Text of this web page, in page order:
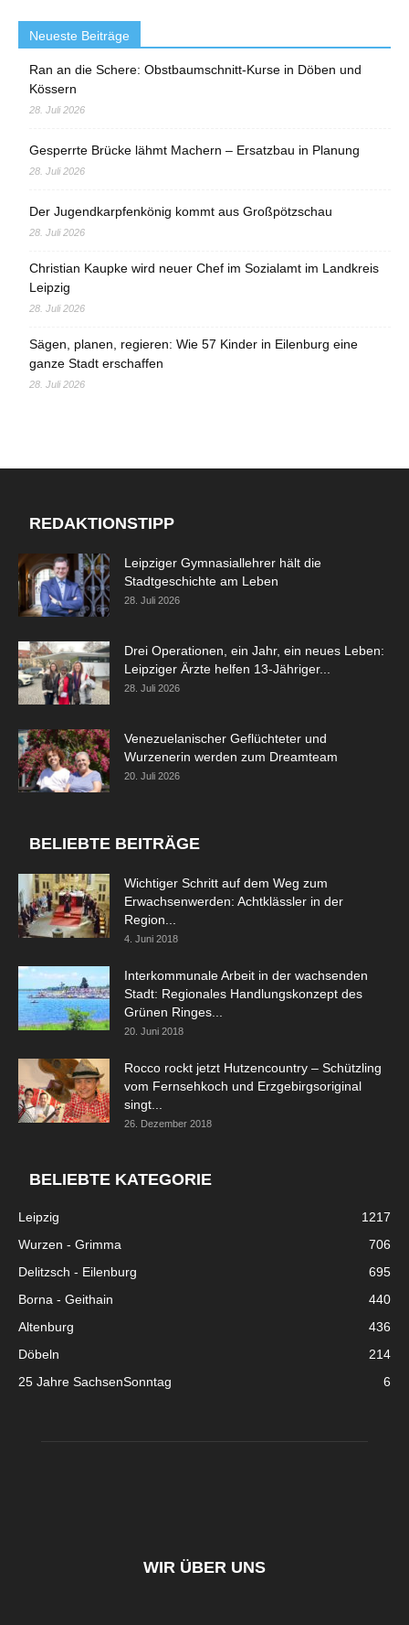
Neueste Beiträge
Ran an die Schere: Obstbaumschnitt-Kurse in Döben und
Kössern
28. Juli 2026
Gesperrte Brücke lähmt Machern – Ersatzbau in Planung
28. Juli 2026
Der Jugendkarpfenkönig kommt aus Großpötzschau
28. Juli 2026
Christian Kaupke wird neuer Chef im Sozialamt im Landkreis
Leipzig
28. Juli 2026
Sägen, planen, regieren: Wie 57 Kinder in Eilenburg eine
ganze Stadt erschaffen
28. Juli 2026
REDAKTIONSTIPP
Leipziger Gymnasiallehrer hält die
Stadtgeschichte am Leben
28. Juli 2026
Drei Operationen, ein Jahr, ein neues Leben:
Leipziger Ärzte helfen 13-Jähriger...
28. Juli 2026
Venezuelanischer Geflüchteter und
Wurzenerin werden zum Dreamteam
20. Juli 2026
BELIEBTE BEITRÄGE
Wichtiger Schritt auf dem Weg zum
Erwachsenwerden: Achtklässler in der
Region...
4. Juni 2018
Interkommunale Arbeit in der wachsenden
Stadt: Regionales Handlungskonzept des
Grünen Ringes...
20. Juni 2018
Rocco rockt jetzt Hutzencountry – Schützling
vom Fernsehkoch und Erzgebirgsoriginal
singt...
26. Dezember 2018
BELIEBTE KATEGORIE
Leipzig
1217
Wurzen - Grimma
706
Delitzsch - Eilenburg
695
Borna - Geithain
440
Altenburg
436
Döbeln
214
25 Jahre SachsenSonntag
6
WIR ÜBER UNS